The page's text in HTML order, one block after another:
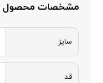
مشخصات محصول
سایز
قد